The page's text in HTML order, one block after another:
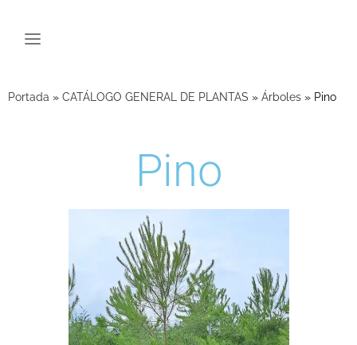
Portada » CATÁLOGO GENERAL DE PLANTAS » Árboles » Pino
Pino